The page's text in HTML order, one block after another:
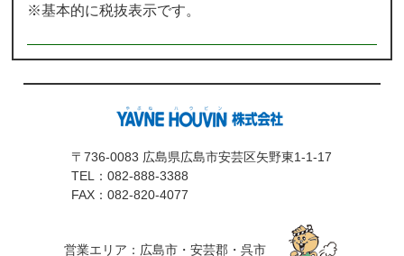
※基本的に税抜表示です。
〒736-0083 広島県広島市安芸区矢野東1-1-17
TEL：082-888-3388
FAX：082-820-4077
営業エリア：広島市・安芸郡・呉市